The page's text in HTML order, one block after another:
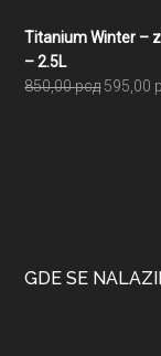
Titanium Winter –
– 2.5L
850,00рсд 595,00
GDE SE